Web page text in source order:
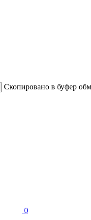
Скопировано в буфер
0